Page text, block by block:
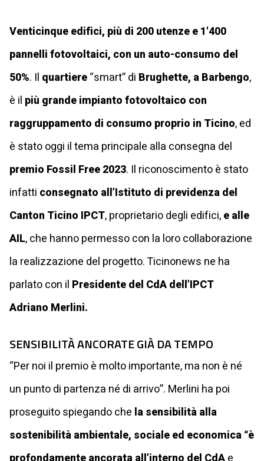
Venticinque edifici, più di 200 utenze e 1'400
pannelli fotovoltaici, con un auto-consumo del
50%. Il quartiere“smart” di Brughette, a Barbengo,
è il più grande impianto fotovoltaico con
raggruppamento di consumo proprio in Ticino, ed
è stato oggi il tema principale alla consegna del
premio Fossil Free 2023. Il riconoscimento è stato
infatti consegnato all’Istituto di previdenza del
Canton Ticino IPCT, proprietario degli edifici,e alle
AIL, che hanno permesso con la loro collaborazione
la realizzazione del progetto. Ticinonews ne ha
parlato con il Presidente del CdA dell’IPCT
Adriano Merlini.
SENSIBILITÀ ANCORATE GIÀ DA TEMPO
“Per noi il premio è molto importante, ma non è né
un punto di partenza né di arrivo”. Merlini ha poi
proseguito spiegando che la sensibilità alla
sostenibilità ambientale, sociale ed economica “è